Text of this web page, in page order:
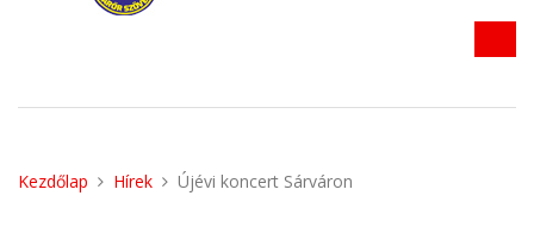
Kezdőlap Hírek Újévi koncert Sárváron